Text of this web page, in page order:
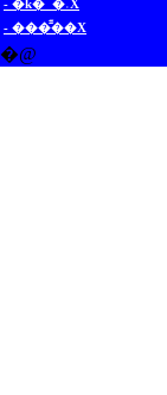
- �k�_�˓X
- ���͌��X
�@